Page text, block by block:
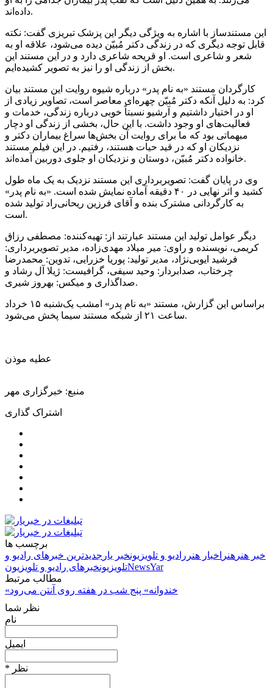
داده‌اند.
این مستندساز با اشاره به ویژگی دیگر این پزشک تبریزی گفت: نکته
قابل توجه دیگری که در زندگی دکتر مُبیّن دیده می‌شود، علاقه او به
شعر و شاعری است. او قریحه شاعری دارد و در این مستند این
بخشاز زندگی او را نیز به تصویر کشیده‌ایم.
کارگردان مستند «به نام پدر» درباره شیوه روایت این مستند بیان
کرد: به دلیل آنکه دکتر مُبیّن چهره‌ای معاصر است، تصاویر زیادی از
او در اختیار داشتیم و آرشیو نسبتاً خوبی درباره زندگی، خدمات و
فعالیت‌های او وجود داشت. با این حال، بخشی از زندگی او دچار
مبهماتی بود که ما برای روایت آن بخش‌ها سراغ بیماران دکتر و
نزدیکان او که در قید حیات هستند، رفتیم. در این فیلم مستند
خانواده دکتر مُبیّن، دوستان و نزدیکان او جلوی دوربین آمده‌اند.
وی در پایان گفت: تصویربرداری این مستند نزدیک به یک ماه طول
کشید و اثر نهایی در ۴۰ دقیقه آماده نمایش شده است. «به نام پدر»
به کارگردانی مشترک بنده و آقای فرزین ریحانی‌راد تولید شده
است.
دیگر عوامل تولید این مستند عبارتند از: تهیه‌کننده: مصطفی رزاق
کریمی، نویسنده و راوی: میر میلاد مهدی‌زاده، مدیر تصویربرداری:
فرشید ایوبی‌نژاد، مدیر تولید: پوریا خزرایی، تدوین: محمدرضا
چرختاب، صدابردار: وحید سیفی، گرافیست: ژیلا آل رشاد و
صداگذاری و میکس : بهروز شیری.
براساس
این گزارش، مستند «به نام پدر» امشب یک‌شنبه ۱۵ خرداد
ساعت ۲۱ از شبکه مستند سیما پخش می‌شود.
عطیه موذن
منبع: خبرگزاری مهر
اشتراک گذاری
برچسب ها
خبر هنر هنر اخبار هنر رادیو و تلویزیونخبر یار جدیدترین خبرهای رادیو و
تلویزیونخبرهای رادیو و تلویزیون
NewsYar
مطالب مرتبط
«خندوانه» پنج شب در هفته روی آنتن می‌رود
نظر شما
نام
ایمیل
* نظر